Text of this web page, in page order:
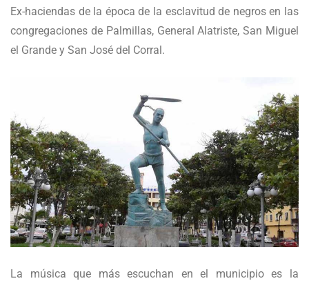
Ex-haciendas de la época de la esclavitud de negros en las
congregaciones de Palmillas, General Alatriste, San Miguel
el Grande y San José del Corral.
La música que más escuchan en el municipio es la